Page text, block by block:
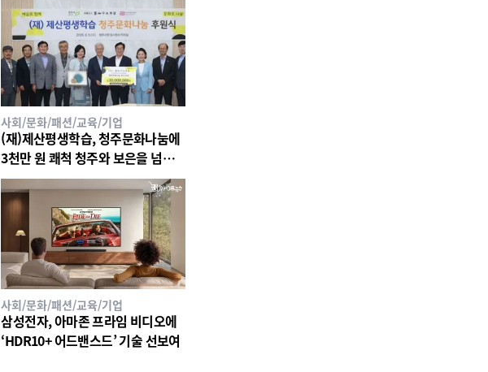
사회/문화/패션/교육/기업
(재)제산평생학습, 청주문화나눔에
3천만 원 쾌척 청주와 보은을 넘어
세계로 ‘국제교류’사업 후원
사회/문화/패션/교육/기업
삼성전자, 아마존 프라임 비디오에
‘HDR10+ 어드밴스드’ 기술 선보여